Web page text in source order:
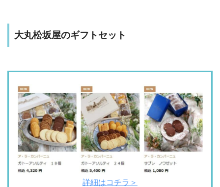
大丸松坂屋のギフトセット
詳細はコチラ＞